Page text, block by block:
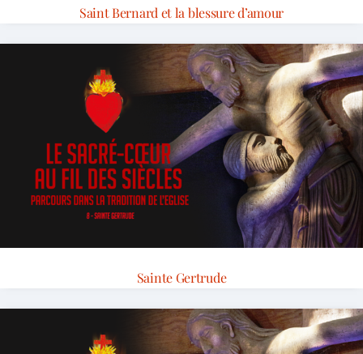
Saint Bernard et la blessure d’amour
Sainte Gertrude